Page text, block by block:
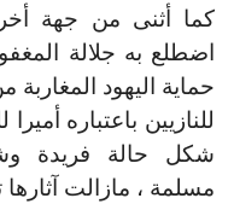
كما أثنى من جهة
اضطلع به جلالة
حماية اليهود
للنازيين باعتباره
شكل حالة فريدة
مسلمة ، مازالت